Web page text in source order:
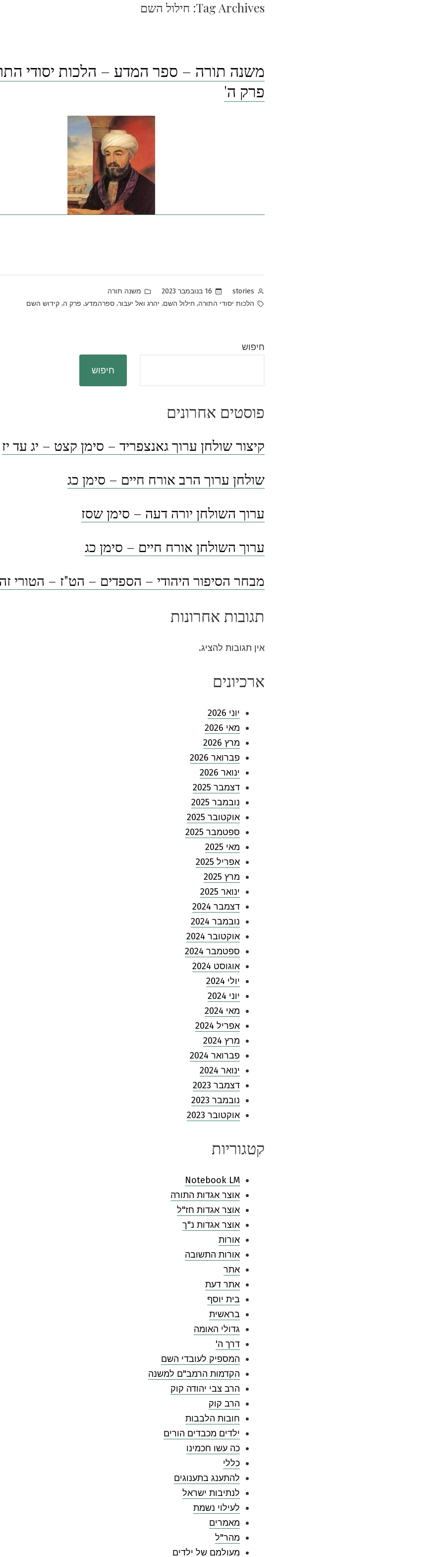
Tag Archives: חילול השם
משנה תורה – ספר המדע – הלכות יסודי
פרק ה'
Posted
by
stories 16 בנובמבר 2023
Posted
in
משנה תורה
Tags:
הלכות יסודי התורה, חילול השם, יהרג ואל יעבור, ספרהמדע, פרק ה, קידוש השם
חיפוש
חיפוש
פוסטים אחרונים
קיצור שולחן ערוך גאנצפריד – סימן קצט – יג עד יז
שולחן ערוך הרב אורח חיים – סימן כג
ערוך השולחן יורה דעה – סימן שסז
ערוך השולחן אורח חיים – סימן כג
מבחר הסיפור היהודי – הספדים – הט"ז – הטורי
תגובות אחרונות
אין תגובות להציג.
ארכיונים
יוני 2026
מאי 2026
מרץ 2026
פברואר 2026
ינואר 2026
דצמבר 2025
נובמבר 2025
אוקטובר 2025
ספטמבר 2025
מאי 2025
אפריל 2025
מרץ 2025
ינואר 2025
דצמבר 2024
נובמבר 2024
אוקטובר 2024
ספטמבר 2024
אוגוסט 2024
יולי 2024
יוני 2024
מאי 2024
אפריל 2024
מרץ 2024
פברואר 2024
ינואר 2024
דצמבר 2023
נובמבר 2023
אוקטובר 2023
קטגוריות
Notebook LM
אוצר אגדות התורה
אוצר אגדות חז"ל
אוצר אגדות נ"ך
אורות
אורות התשובה
אתר
אתר דעת
בית יוסף
בראשית
גדולי האומה
דרך ה'
המספיק לעובדי השם
הקדמות הרמב"ם למשנה
הרב צבי יהודה קוק
הרב קוק
חובות הלבבות
ילדים מכבדים הורים
כה עשו חכמינו
כללי
להתענג בתענוגים
לנתיבות ישראל
לעילוי נשמת
מאמרים
מהר"ל
מעולמם של ילדים